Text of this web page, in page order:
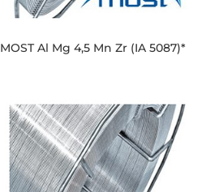
MOST Al Mg 4,5 Mn Zr (IA 5087)*